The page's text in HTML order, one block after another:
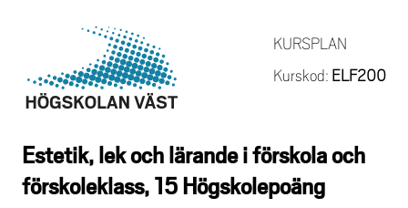
KURSPLAN
Kurskod: ELF200
Estetik, lek och lärande i förskola och
förskoleklass, 15 Högskolepoäng